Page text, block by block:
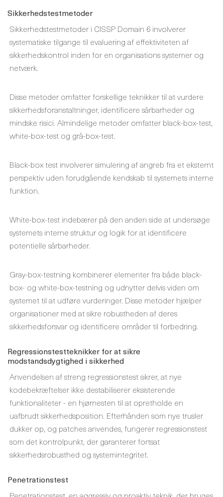
Sikkerhedstestmetoder
Sikkerhedstestmetoder i CISSP Domain 6 involverer
systematiske tilgange til evaluering af effektiviteten af ​​
sikkerhedskontrol inden for en organisations systemer og
netværk.
Disse metoder omfatter forskellige teknikker til at vurdere
sikkerhedsforanstaltninger, identificere sårbarheder og
mindske risici. Almindelige metoder omfatter black-box-test,
white-box-test og grå-box-test.
Black-box test involverer simulering af angreb fra et eksternt
perspektiv uden forudgående kendskab til systemets interne
funktion.
White-box-test indebærer på den anden side at undersøge
systemets interne struktur og logik for at identificere
potentielle sårbarheder.
Gray-box-testning kombinerer elementer fra både black-
box- og white-box-testning og udnytter delvis viden om
systemet til at udføre vurderinger. Disse metoder hjælper
organisationer med at sikre robustheden af ​​deres
sikkerhedsforsvar og identificere områder til forbedring.
Regressionstestteknikker for at sikre
modstandsdygtighed i sikkerhed
Anvendelsen af ​​streng regressionstest sikrer, at nye
kodebekræftelser ikke destabiliserer eksisterende
funktionaliteter - en hjørnesten til at opretholde en
uafbrudt sikkerhedsposition. Efterhånden som nye trusler
dukker op, og patches anvendes, fungerer regressionstest
som det kontrolpunkt, der garanterer fortsat
sikkerhedsrobusthed og systemintegritet.
Penetrationstest